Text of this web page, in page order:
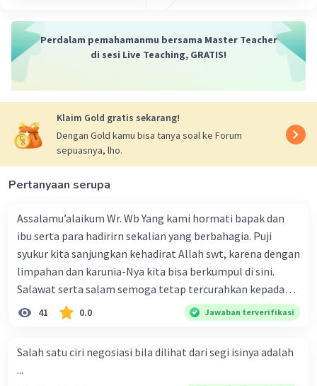
Iklan
Perdalam pemahamanmu bersama Master Teacher
di sesi Live Teaching, GRATIS!
Klaim Gold gratis sekarang!
Dengan Gold kamu bisa tanya soal ke Forum
sepuasnya, lho.
Pertanyaan serupa
Assalamu’alaikum Wr. Wb Yang kami hormati bapak dan
ibu serta para hadirirn sekalian yang berbahagia. Puji
syukur kita sanjungkan kehadirat Allah swt, karena dengan
limpahan dan karunia-Nya kita bisa berkumpul di sini.
Salawat serta salam semoga tetap tercurahkan kepada
junjungan Nabi besar Muhammad saw, karena beliau
menyiarkan agama yang haq, yakni agama islam, agama
ke dalam umat-Nya yang diberkahi. Amin ya rabbal alamin.
Hadirin sekalian yang berbahagia! Dirasa amat penting
41 0.0 Jawaban terverifikasi
Salah satu ciri negosiasi bila dilihat dari segi isinya adalah
...